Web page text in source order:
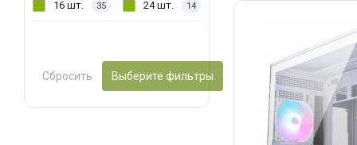
16 шт. 35 24 шт. 14
Сбросить Выберите фильтры